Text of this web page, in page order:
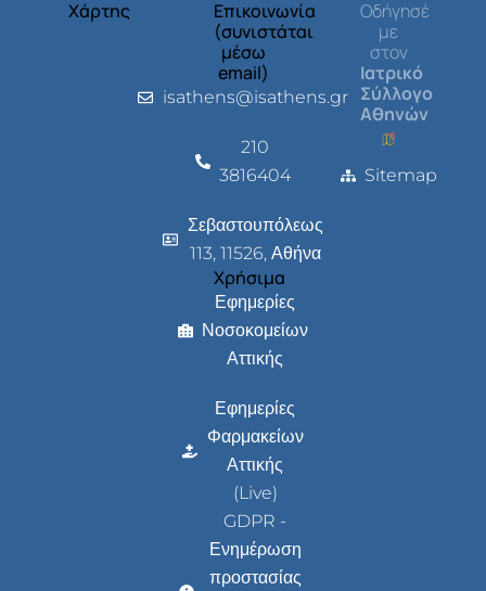
Χάρτης
Επικοινωνία
(συνιστάται
μέσω
email)
isathens@isathens.gr
210
3816404
Σεβαστουπόλεως
113, 11526, Αθήνα
Χρήσιμα
Εφημερίες
Νοσοκομείων
Αττικής
Εφημερίες
Φαρμακείων
Αττικής
(Live)
GDPR -
Ενημέρωση
προστασίας
Οδήγησέ
με
στον
Ιατρικό
Σύλλογο
Αθηνών
Sitemap